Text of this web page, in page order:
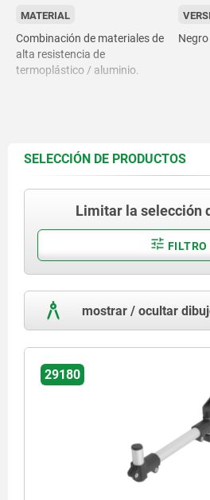
MATERIAL
Combinación de materiales de
alta resistencia de
termoplástico / aluminio.
SELECCIÓN DE PRODUCTOS
Limitar la selección
FILTRO
mostrar / ocultar
29180